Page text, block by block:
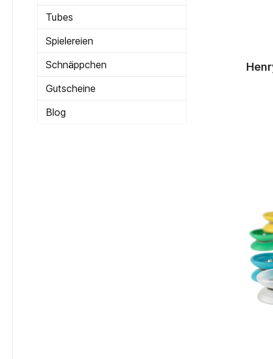
Tubes
Spielereien
Schnäppchen
Gutscheine
Blog